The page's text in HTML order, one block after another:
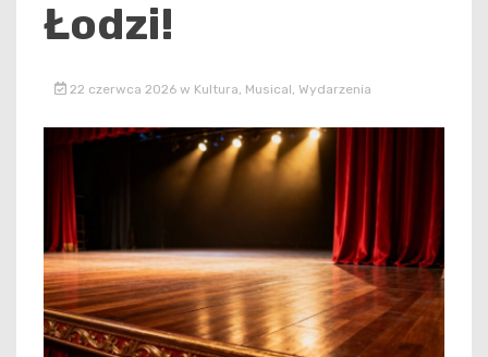
Łodzi!
22 czerwca 2026 w Kultura Musical Wydarzenia